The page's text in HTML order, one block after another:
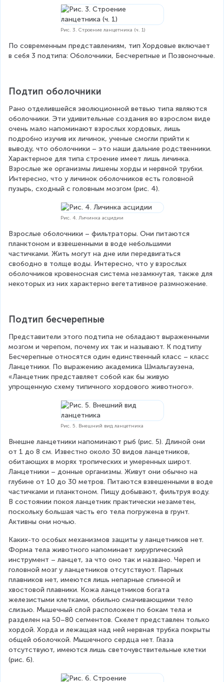
Рис. 3. Строение ланцетника (ч. 1)
По современным представлениям, тип Хордовые включает
в себя 3 подтипа: Оболочники, Бесчерепные и Позвоночные.
Подтип оболочники
Рано отделившейся эволюционной ветвью типа являются
оболочники. Эти удивительные создания во взрослом виде
очень мало напоминают взрослых хордовых, лишь
подробно изучив их личинок, ученые смогли прийти к
выводу, что оболочники – это наши дальние родственники.
Характерное для типа строение имеет лишь личинка.
Взрослые же организмы лишены хорды и нервной трубки.
Интересно, что у личинок оболочников есть головной
пузырь, сходный с головным мозгом (рис. 4).
Рис. 4. Личинка асцидии
Взрослые оболочники – фильтраторы. Они питаются
планктоном и взвешенными в воде небольшими
частичками. Жить могут на дне или передвигаться
свободно в толще воды. Интересно, что у взрослых
оболочников кровеносная система незамкнутая, также для
некоторых из них характерно вегетативное размножение.
Подтип бесчерепные
Представители этого подтипа не обладают выраженными
мозгом и черепом, почему их так и называют. К подтипу
Бесчерепные относятся один единственный класс – класс
Ланцетники. По выражению академика Шмальгаузена,
«Ланцетник представляет собой как бы живую
упрощенную схему типичного хордового животного».
Рис. 5. Внешний вид ланцетника
Внешне ланцетники напоминают рыб (рис. 5). Длиной они
от 1 до 8 см. Известно около 30 видов ланцетников,
обитающих в морях тропических и умеренных широт.
Ланцетники – донные организмы. Живут они обычно на
глубине от 10 до 30 метров. Питаются взвешенными в воде
частичками и планктоном. Пищу добывают, фильтруя воду.
В состоянии покоя ланцетник практически незаметен,
поскольку большая часть его тела погружена в грунт.
Активны они ночью.
Каких-то особых механизмов защиты у ланцетников нет.
Форма тела животного напоминает хирургический
инструмент – ланцет, за что оно так и названо. Череп и
головной мозг у ланцетников отсутствуют. Парных
плавников нет, имеются лишь непарные спинной и
хвостовой плавники. Кожа ланцетников богата
железистыми клетками, обильно смачивающими тело
слизью. Мышечный слой расположен по бокам тела и
разделен на 50–80 сегментов. Скелет представлен только
хордой. Хорда и лежащая над ней нервная трубка покрыты
общей оболочкой. Мышечного сердца нет. Глаза
отсутствуют, имеются лишь светочувствительные клетки
(рис. 6).